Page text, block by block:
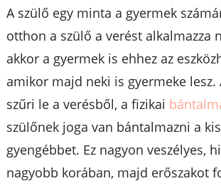
A szülő egy minta a gyermek
otthon a szülő a verést alkalmazza
akkor a gyermek is ehhez az
amikor majd neki is gyermeke lesz.
szűri le a verésből, a fizikai
szülőnek joga van bántalmazni a
gyengébbet. Ez nagyon veszélyes,
nagyobb korában, majd erőszakot